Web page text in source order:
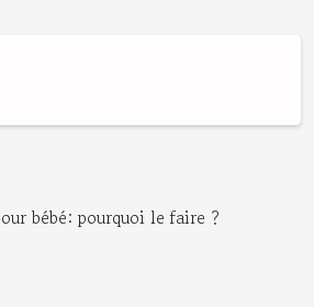
bébé: pourquoi le faire ?